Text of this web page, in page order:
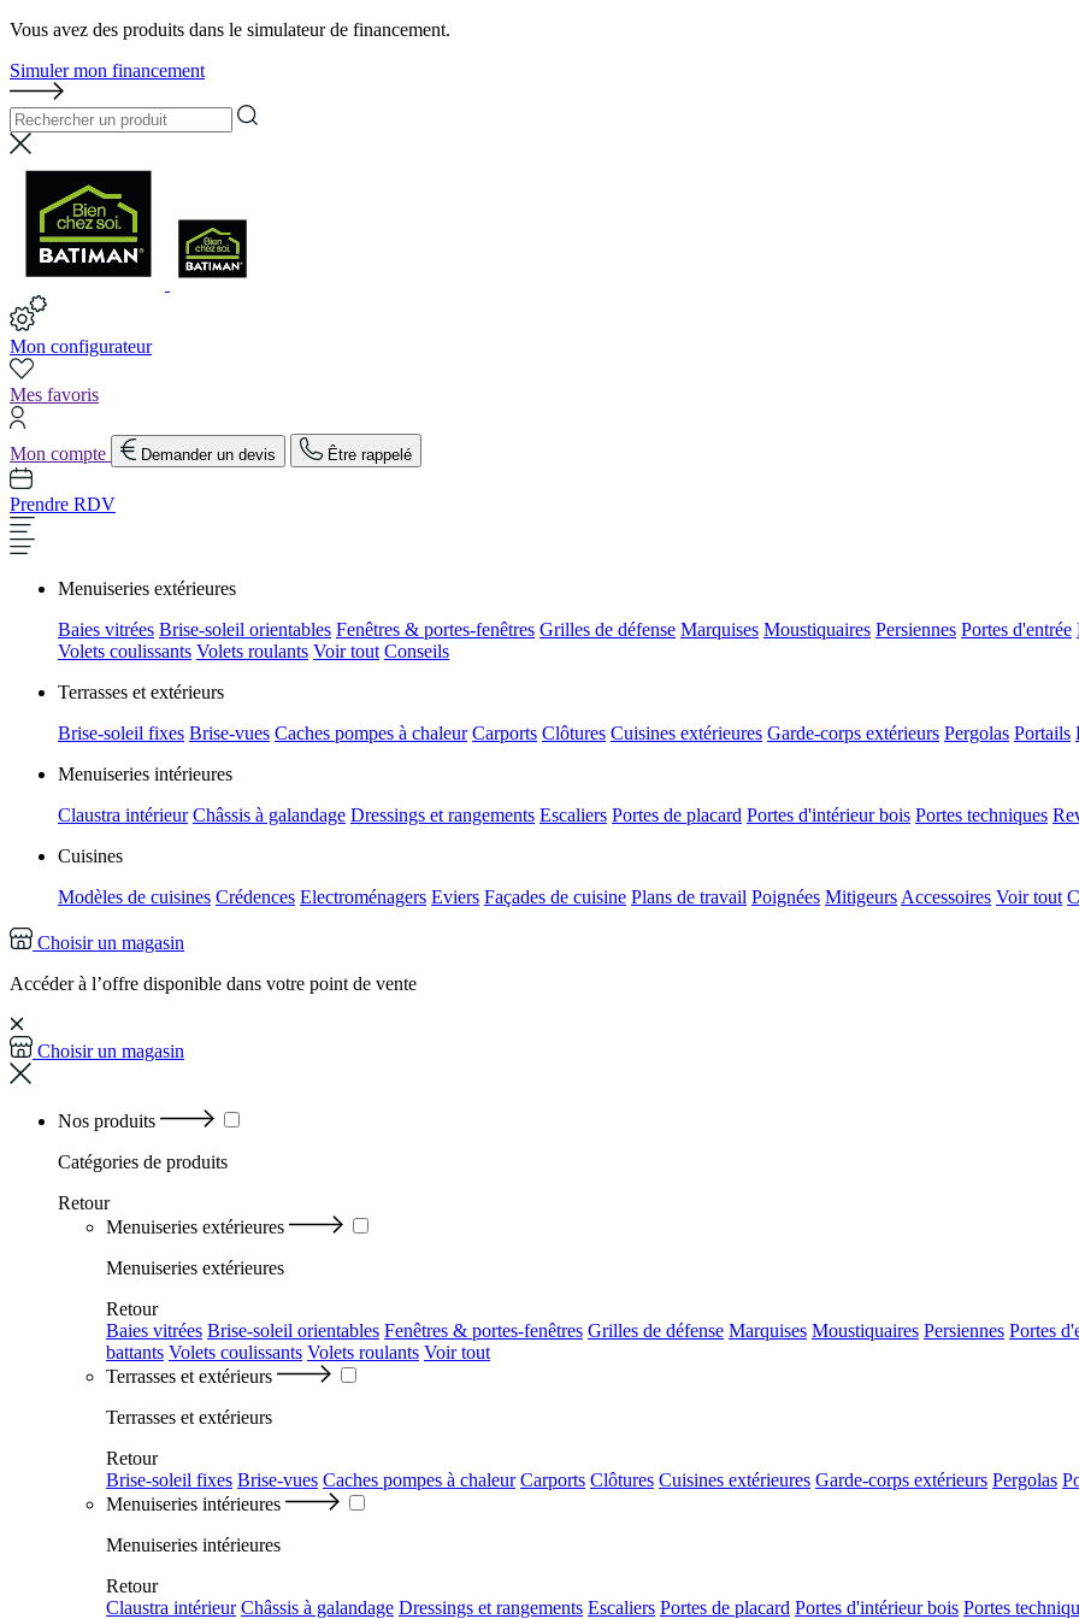
Vous avez des produits dans le simulateur de financement.
Simuler mon financement
Mon configurateur
Mes favoris
Mon compte Demander un devis Être rappelé
Prendre RDV
Menuiseries extérieures
Baies vitrées Brise-soleil orientables Fenêtres & portes-fenêtres Grilles de défense Marquises Moustiquaires Persiennes Portes d'entrée
Volets coulissants Volets roulants Voir tout Conseils
Terrasses et extérieurs
Brise-soleil fixes Brise-vues Caches pompes à chaleur Carports Clôtures Cuisines extérieures Garde-corps extérieurs Pergolas Portails
Menuiseries intérieures
Claustra intérieur Châssis à galandage Dressings et rangements Escaliers Portes de placard Portes d'intérieur bois Portes techniques
Cuisines
Modèles de cuisines Crédences Electroménagers Eviers Façades de cuisine Plans de travail Poignées Mitigeurs Accessoires Voir tout
Choisir un magasin
Accéder à l’offre disponible dans votre point de vente
Choisir un magasin
Nos produits
Catégories de produits
Retour
Menuiseries extérieures
Menuiseries extérieures
Retour
Baies vitrées Brise-soleil orientables Fenêtres & portes-fenêtres Grilles de défense Marquises Moustiquaires Persiennes Portes
battants Volets coulissants Volets roulants Voir tout
Terrasses et extérieurs
Terrasses et extérieurs
Retour
Brise-soleil fixes Brise-vues Caches pompes à chaleur Carports Clôtures Cuisines extérieures Garde-corps extérieurs Pergolas
Menuiseries intérieures
Menuiseries intérieures
Retour
Claustra intérieur Châssis à galandage Dressings et rangements Escaliers Portes de placard Portes d'intérieur bois Portes